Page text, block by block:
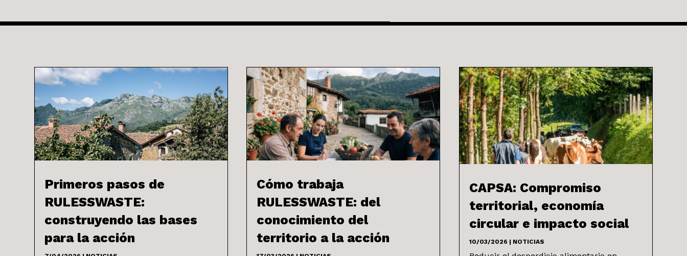
Primeros pasos de
RULESSWASTE:
construyendo las bases
para la acción
Cómo trabaja
RULESSWASTE: del
conocimiento del
territorio a la acción
CAPSA: Compromiso
territorial, economía
circular e impacto social
10/03/2026 | NOTICIAS